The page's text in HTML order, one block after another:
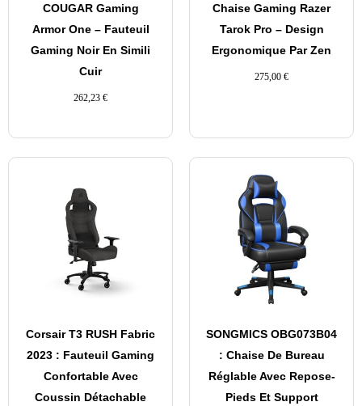
COUGAR Gaming
Armor One – Fauteuil
Gaming Noir En Simili
Cuir
262,23 €
Chaise Gaming Razer
Tarok Pro – Design
Ergonomique Par Zen
275,00 €
Corsair T3 RUSH Fabric
2023 : Fauteuil Gaming
Confortable Avec
Coussin Détachable
SONGMICS OBG073B04
: Chaise De Bureau
Réglable Avec Repose-
Pieds Et Support